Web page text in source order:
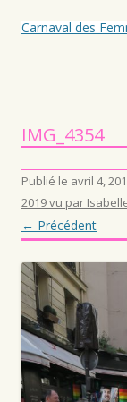
Carnaval des
IMG_4354
Publié le avril 4,
2019 vu par
← Précédent